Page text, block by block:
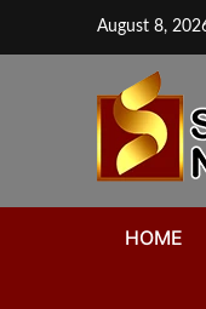
August 8,
HOME